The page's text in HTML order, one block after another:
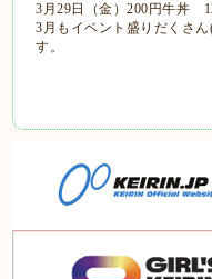
3月29日（金）200円牛丼
3月もイベント盛りだくさ
す。